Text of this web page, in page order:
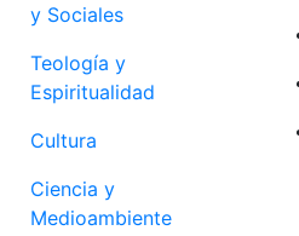
y Sociales
Teología y
Espiritualidad
Cultura
Ciencia y
Medioambiente